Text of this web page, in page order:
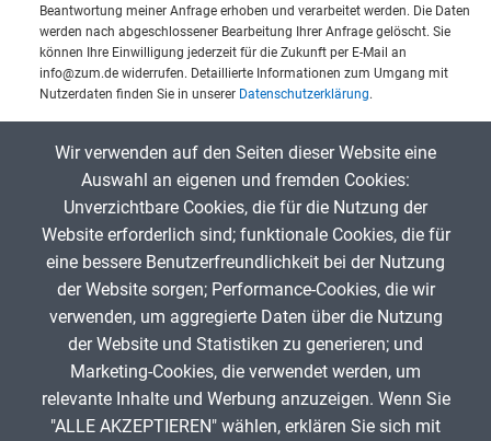
Beantwortung meiner Anfrage erhoben und verarbeitet werden. Die Daten
werden nach abgeschlossener Bearbeitung Ihrer Anfrage gelöscht. Sie
können Ihre Einwilligung jederzeit für die Zukunft per E-Mail an
info@zum.de widerrufen. Detaillierte Informationen zum Umgang mit
Nutzerdaten finden Sie in unserer Datenschutzerklärung.
Captcha eingeben:
Gib die Zeichen aus dem Bild oben ein,
beachte Groß- und Kleinschreibung.
Um Spam zu verhindern, gib bitte die Zeichenfolge aus dem Bild
oben ein.
Wir verwenden auf den Seiten dieser Website eine
Auswahl an eigenen und fremden Cookies:
Unverzichtbare Cookies, die für die Nutzung der
Website erforderlich sind; funktionale Cookies, die für
eine bessere Benutzerfreundlichkeit bei der Nutzung
der Website sorgen; Performance-Cookies, die wir
verwenden, um aggregierte Daten über die Nutzung
der Website und Statistiken zu generieren; und
Marketing-Cookies, die verwendet werden, um
relevante Inhalte und Werbung anzuzeigen. Wenn Sie
"ALLE AKZEPTIEREN" wählen, erklären Sie sich mit